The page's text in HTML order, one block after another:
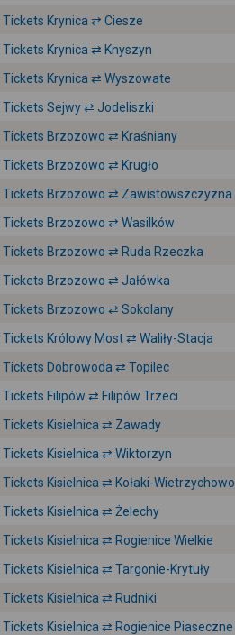
Tickets Krynica ⇄ Ciesze
Tickets Krynica ⇄ Knyszyn
Tickets Krynica ⇄ Wyszowate
Tickets Sejwy ⇄ Jodeliszki
Tickets Brzozowo ⇄ Kraśniany
Tickets Brzozowo ⇄ Krugło
Tickets Brzozowo ⇄ Zawistowszczyzna
Tickets Brzozowo ⇄ Wasilków
Tickets Brzozowo ⇄ Ruda Rzeczka
Tickets Brzozowo ⇄ Jałówka
Tickets Brzozowo ⇄ Sokolany
Tickets Królowy Most ⇄ Waliły-Stacja
Tickets Dobrowoda ⇄ Topilec
Tickets Filipów ⇄ Filipów Trzeci
Tickets Kisielnica ⇄ Zawady
Tickets Kisielnica ⇄ Wiktorzyn
Tickets Kisielnica ⇄ Kołaki-Wietrzychowo
Tickets Kisielnica ⇄ Żelechy
Tickets Kisielnica ⇄ Rogienice Wielkie
Tickets Kisielnica ⇄ Targonie-Krytuły
Tickets Kisielnica ⇄ Rudniki
Tickets Kisielnica ⇄ Rogienice Piaseczne